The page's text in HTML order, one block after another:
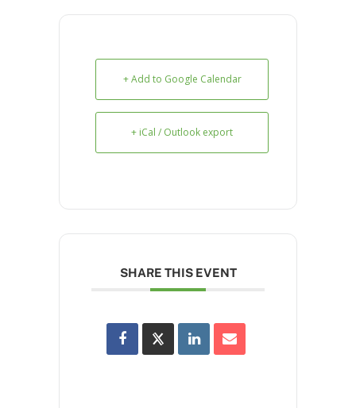
+ Add to Google Calendar
+ iCal / Outlook export
SHARE THIS EVENT